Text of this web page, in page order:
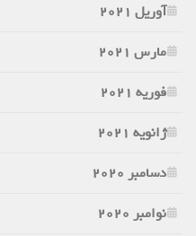
آوریل 2021
مارس 2021
فوریه 2021
ژانویه 2021
دسامبر 2020
نوامبر 2020